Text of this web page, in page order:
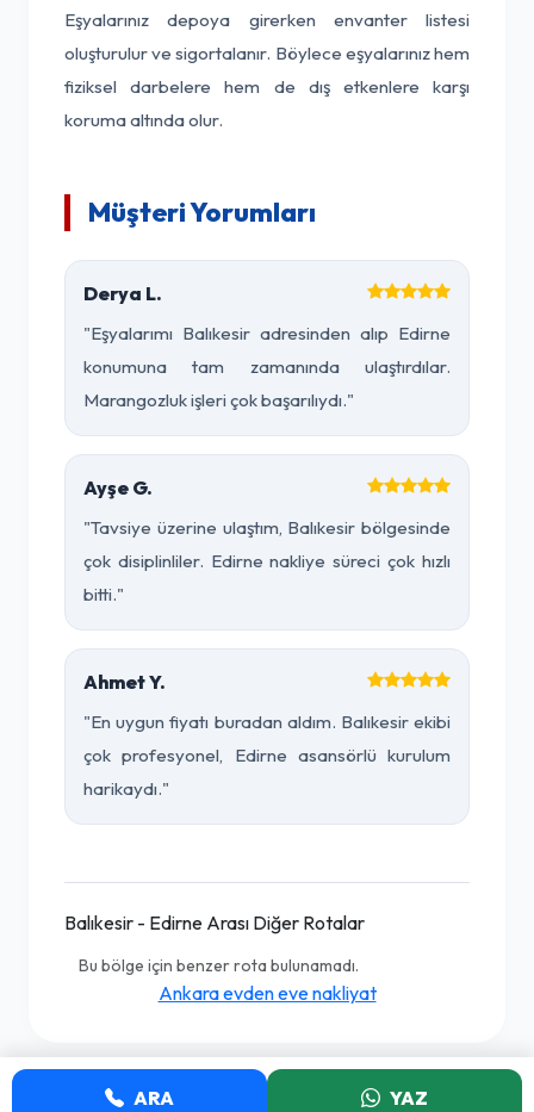
Eşyalarınız depoya girerken envanter listesi
oluşturulur ve sigortalanır. Böylece eşyalarınız hem
fiziksel darbelere hem de dış etkenlere karşı
koruma altında olur.
Müşteri Yorumları
Derya L.
"Eşyalarımı Balıkesir adresinden alıp Edirne
konumuna tam zamanında ulaştırdılar.
Marangozluk işleri çok başarılıydı."
Ayşe G.
"Tavsiye üzerine ulaştım, Balıkesir bölgesinde
çok disiplinliler. Edirne nakliye süreci çok hızlı
bitti."
Ahmet Y.
"En uygun fiyatı buradan aldım. Balıkesir ekibi
çok profesyonel, Edirne asansörlü kurulum
harikaydı."
Balıkesir - Edirne Arası Diğer Rotalar
Bu bölge için benzer rota bulunamadı.
Ankara evden eve nakliyat
ARA YAZ